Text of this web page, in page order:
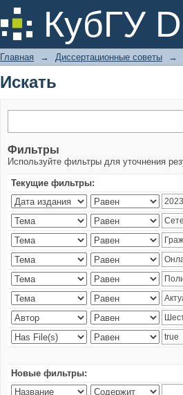
КубГУ
Искать
Главная → Диссертационные советы →
Искать
Фильтры
Используйте фильтры для уточнения
Текущие фильтры:
Новые фильтры: